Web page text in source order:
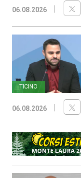
06.08.2026
TICINO
06.08.2026